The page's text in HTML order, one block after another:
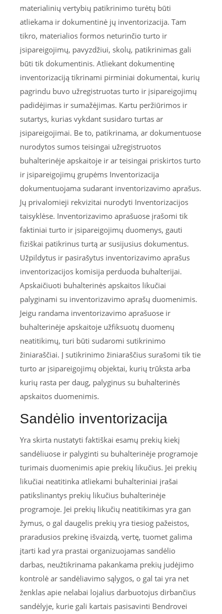
materialinių vertybių patikrinimo turėtų būti
atliekama ir dokumentinė jų inventorizacija. Tam
tikro, materialios formos neturinčio turto ir
įsipareigojimų, pavyzdžiui, skolų, patikrinimas gali
būti tik dokumentinis. Atliekant dokumentinę
inventorizaciją tikrinami pirminiai dokumentai, kurių
pagrindu buvo užregistruotas turto ir įsipareigojimų
padidėjimas ir sumažėjimas. Kartu peržiūrimos ir
sutartys, kurias vykdant susidaro turtas ar
įsipareigojimai. Be to, patikrinama, ar dokumentuose
nurodytos sumos teisingai užregistruotos
buhalterinėje apskaitoje ir ar teisingai priskirtos turto
ir įsipareigojimų grupėms Inventorizacija
dokumentuojama sudarant inventorizavimo aprašus.
Jų privalomieji rekvizitai nurodyti Inventorizacijos
taisyklėse. Inventorizavimo aprašuose įrašomi tik
faktiniai turto ir įsipareigojimų duomenys, gauti
fiziškai patikrinus turtą ar susijusius dokumentus.
Užpildytus ir pasirašytus inventorizavimo aprašus
inventorizacijos komisija perduoda buhalterijai.
Apskaičiuoti buhalterinės apskaitos likučiai
palyginami su inventorizavimo aprašų duomenimis.
Jeigu randama inventorizavimo aprašuose ir
buhalterinėje apskaitoje užfiksuotų duomenų
neatitikimų, turi būti sudaromi sutikrinimo
žiniaraščiai. Į sutikrinimo žiniaraščius surašomi tik tie
turto ar įsipareigojimų objektai, kurių trūksta arba
kurių rasta per daug, palyginus su buhalterinės
apskaitos duomenimis.
Sandėlio inventorizacija
Yra skirta nustatyti faktiškai esamų prekių kiekį
sandėliuose ir palyginti su buhalterinėje programoje
turimais duomenimis apie prekių likučius. Jei prekių
likučiai neatitinka atliekami buhalteriniai įrašai
patikslinantys prekių likučius buhalterinėje
programoje. Jei prekių likučių neatitikimas yra gan
žymus, o gal daugelis prekių yra tiesiog pažeistos,
praradusios prekinę išvaizdą, vertę, tuomet galima
įtarti kad yra prastai organizuojamas sandėlio
darbas, neužtikrinama pakankama prekių judėjimo
kontrolė ar sandėliavimo sąlygos, o gal tai yra net
ženklas apie nelabai lojalius darbuotojus dirbančius
sandėlyje, kurie gali kartais pasisavinti Bendrovei